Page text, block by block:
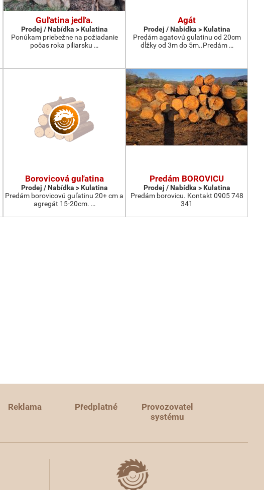
Guľatina jedľa.
Prodej / Nabídka > Kulatina
Ponúkam priebežne na požiadanie
počas roka piliarsku …
Agát
Prodej / Nabídka > Kulatina
Predám agatovú gulatinu od 20cm
dĺžky od 3m do 5m..Predám …
Borovicová guľatina
Prodej / Nabídka > Kulatina
Predám borovicovú guľatinu 20+ cm a
agregát 15-20cm. …
Predám BOROVICU
Prodej / Nabídka > Kulatina
Predám borovicu. Kontakt 0905 748
341
Reklama Předplatné
Provozovatel
systému